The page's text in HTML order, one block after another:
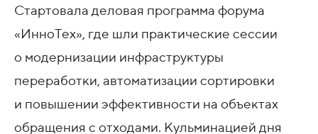
Стартовала деловая программа форума
«ИнноТех», где шли практические сессии
о модернизации инфраструктуры
переработки, автоматизации сортировки
и повышении эффективности на объектах
обращения с отходами. Кульминацией дня